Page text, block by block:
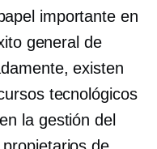
importante en
general de
existen
tecnológicos
la gestión del